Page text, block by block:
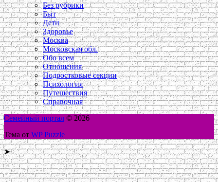
Без рубрики
Быт
Дети
Здоровье
Москва
Московская обл.
Обо всем
Отношения
Подростковые секции
Психология
Путешествия
Справочная
Семейный портал © 2026
Тема от WP Puzzle
➤